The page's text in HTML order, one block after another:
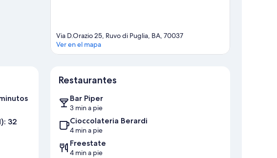
Via D.Orazio 25, Ruvo di Puglia, BA, 70037
Ver en el mapa
32
Restaurantes
Bar Piper
3 min a pie
Cioccolateria Berardi
4 min a pie
Freestate
4 min a pie